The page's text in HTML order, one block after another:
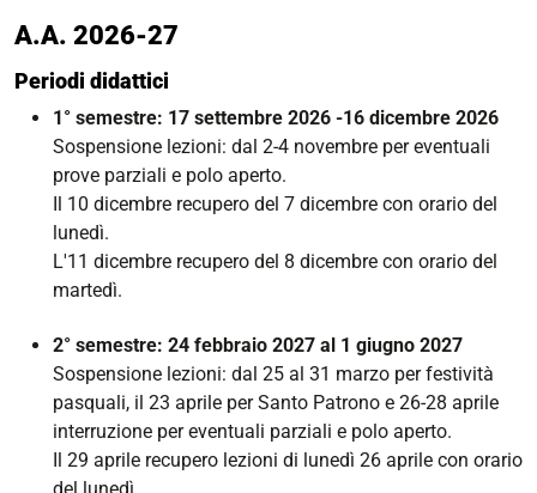
A.A. 2026-27
Periodi didattici
1° semestre: 17 settembre 2026 -16 dicembre 2026
Sospensione lezioni: dal 2-4 novembre per eventuali
prove parziali e polo aperto.
Il 10 dicembre recupero del 7 dicembre con orario del
lunedì.
L'11 dicembre recupero del 8 dicembre con orario del
martedì.
2° semestre: 24 febbraio 2027 al 1 giugno 2027
Sospensione lezioni: dal 25 al 31 marzo per festività
pasquali, il 23 aprile per Santo Patrono e 26-28 aprile
interruzione per eventuali parziali e polo aperto.
Il 29 aprile recupero lezioni di lunedì 26 aprile con orario